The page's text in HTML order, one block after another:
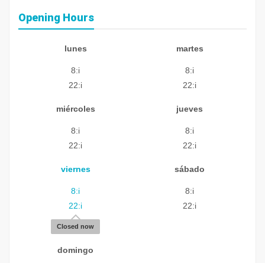
Opening Hours
lunes
8:i
22:i
martes
8:i
22:i
miércoles
8:i
22:i
jueves
8:i
22:i
viernes
8:i
22:i
Closed now
sábado
8:i
22:i
domingo